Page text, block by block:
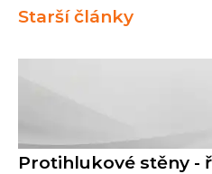
Starší články
Protihlukové stěny -